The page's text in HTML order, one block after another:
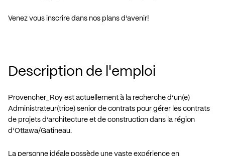
Venez vous inscrire dans nos plans d’avenir!
Description de l'emploi
Provencher_Roy est actuellement à la recherche d’un(e)
Administrateur(trice) senior de contrats pour gérer les contrats
de projets d’architecture et de construction dans la région
d’Ottawa/Gatineau.
La personne idéale possède une vaste expérience en